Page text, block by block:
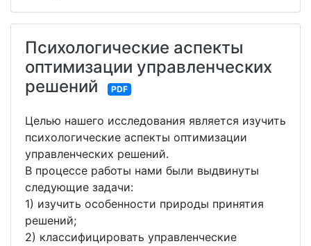
Психологические аспекты
оптимизации управленческих
решений
PDF
Целью нашего исследования является изучить
психологические аспекты оптимизации
управленческих решений.
В процессе работы нами были выдвинуты
следующие задачи:
1) изучить особенности природы принятия
решений;
2) классифицировать управленческие